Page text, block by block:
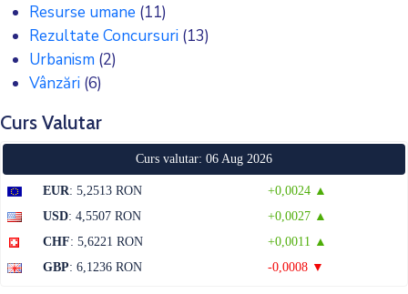
Resurse umane (11)
Rezultate Concursuri (13)
Urbanism (2)
Vânzări (6)
Curs Valutar
Curs valutar: 06 Aug 2026
EUR: 5,2513 RON
+0,0024 ▲
USD: 4,5507 RON
+0,0027 ▲
CHF: 5,6221 RON
+0,0011 ▲
GBP: 6,1236 RON -0,0008 ▼